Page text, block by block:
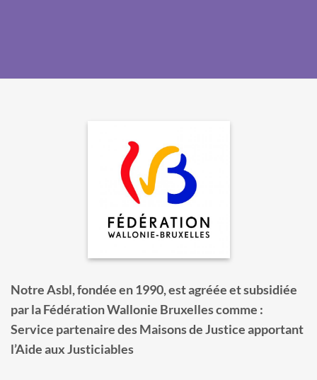
Notre Asbl, fondée en 1990, est agréée et subsidiée
par la Fédération Wallonie Bruxelles comme :
Service partenaire des Maisons de Justice apportant
l’Aide aux Justiciables